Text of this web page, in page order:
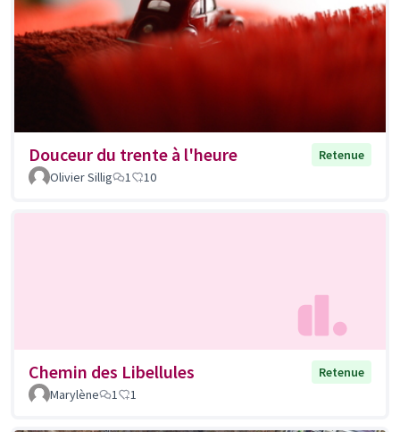
Douceur du trente à l'heure
Retenue
Olivier Sillig
1 10
Chemin des Libellules
Retenue
Marylène
1 1